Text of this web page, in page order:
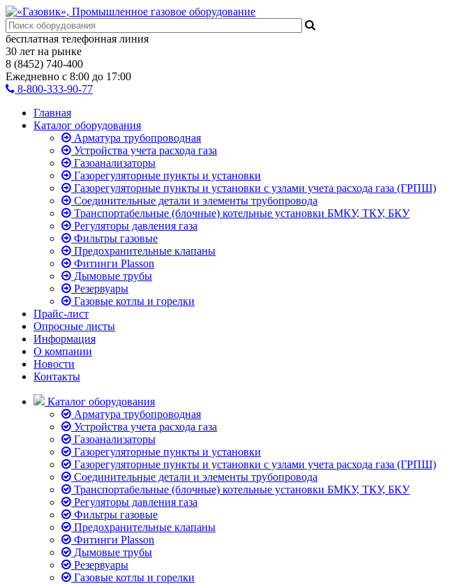
бесплатная телефонная линия
30 лет на рынке
8 (8452) 740-400
Ежедневно с 8:00 до 17:00
8-800-333-90-77
Главная
Каталог оборудования
Арматура трубопроводная
Устройства учета расхода газа
Газоанализаторы
Газорегуляторные пункты и установки
Газорегуляторные пункты и установки с узлами учета расхода газа (ГРПШ)
Соединительные детали и элементы трубопровода
Транспортабельные (блочные) котельные установки БМКУ, ТКУ, БКУ
Регуляторы давления газа
Фильтры газовые
Предохранительные клапаны
Фитинги Plasson
Дымовые трубы
Резервуары
Газовые котлы и горелки
Прайс-лист
Опросные листы
Информация
О компании
Новости
Контакты
Каталог оборудования
Арматура трубопроводная
Устройства учета расхода газа
Газоанализаторы
Газорегуляторные пункты и установки
Газорегуляторные пункты и установки с узлами учета расхода газа (ГРПШ)
Соединительные детали и элементы трубопровода
Транспортабельные (блочные) котельные установки БМКУ, ТКУ, БКУ
Регуляторы давления газа
Фильтры газовые
Предохранительные клапаны
Фитинги Plasson
Дымовые трубы
Резервуары
Газовые котлы и горелки